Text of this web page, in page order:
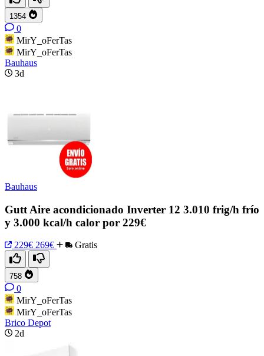
1354
0
MirY_oFerTas
MirY_oFerTas
Bauhaus
3d
Bauhaus
Gutt Aire acondicionado Inverter 12 3.010 frig/h frío
y 3.000 kcal/h calor por 229€
229€ 269€ Gratis
758
0
MirY_oFerTas
MirY_oFerTas
Brico Depot
2d